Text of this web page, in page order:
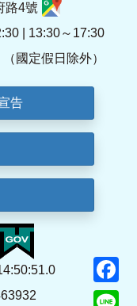
路4號
| 13:30～17:30
國定假日除外）
告